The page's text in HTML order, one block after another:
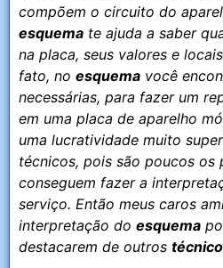
compõem o circuito do
esquema te ajuda a saber
na placa, seus valores e
fato, no esquema você
necessárias, para fazer um
em uma placa de aparelho
uma lucratividade muito
técnicos, pois são poucos os
conseguem fazer a
serviço. Então meus caros
interpretação do esquema
destacarem de outros